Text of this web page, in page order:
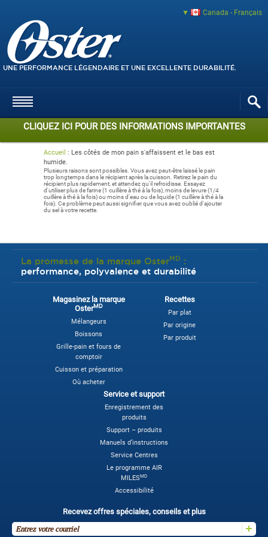
Canada - Français
UNE PERFORMANCE LÉGENDAIRE ET UNE EXCELLENTE DURABILITÉ.
CLIQUEZ ICI POUR DES INFORMATIONS IMPORTANTES
Accueil : Les côtés de mon pain s'affaissent et le bas est
humide.
Plusieurs raisons sont possibles. Vous avez peut-être laissé le pain
trop longtemps dans le récipient après la cuisson. Retirez le pain du
récipient plus rapidement, et attendez qu'il refroidisse. Essayez
d'utiliser plus de farine (1 cuillère à thé à la fois), moins de levure (1/4
cuillère à thé à la fois) ou moins d'eau ou de liquide (1 cuillère à thé à la
fois). Ce problème peut aussi signifier que vous avez oublié d'ajouter
du sel à votre recette.
La promesse de la marque OsterMD :
performance, polyvalence et durabilité
Magasinez la marque
OsterMD
Mélangeurs
Boissons
Grille-pain et fours de
comptoir
Cuisson et préparation
Où acheter
Recettes
Par plat
Par origine
Par produit
Service et support
Enregistrement des
produits
Support – produits
Manuels d’instructions
Service Centres
Le programme AIR
MILESMD
Accessibilité
Recevez offres spéciales, conseils et plus